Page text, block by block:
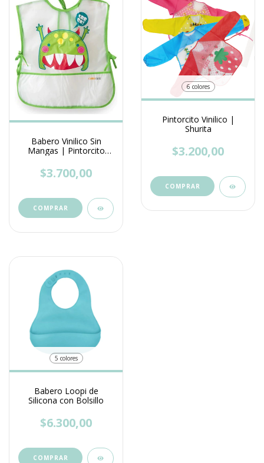
Babero Vinilico Sin
Mangas | Pintorcito
$3.700,00
6 colores
Pintorcito Vinilico |
Shurita
$3.200,00
COMPRAR
5 colores
Babero Loopi de
Silicona con Bolsillo
$6.300,00
COMPRAR